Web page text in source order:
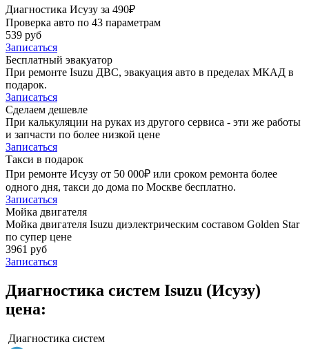
Диагностика Исузу за 490₽
Проверка авто по 43 параметрам
539 руб
Записаться
Бесплатный эвакуатор
При ремонте Isuzu ДВС, эвакуация авто в пределах МКАД в
подарок.
Записаться
Сделаем дешевле
При калькуляции на руках из другого сервиса - эти же работы
и запчасти по более низкой цене
Записаться
Такси в подарок
При ремонте Исузу от 50 000₽ или сроком ремонта более
одного дня, такси до дома по Москве бесплатно.
Записаться
Мойка двигателя
Мойка двигателя Isuzu диэлектрическим составом Golden Star
по супер цене
3961 руб
Записаться
Диагностика систем Isuzu (Исузу)
цена:
Диагностика систем